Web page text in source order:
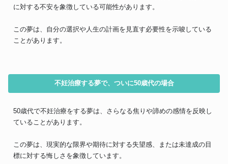
に対する不安を象徴している可能性があります。
この夢は、自分の選択や人生の計画を見直す必要性を示唆している
ことがあります。
不妊治療する夢で、ついに50歳代の場合
50歳代で不妊治療をする夢は、さらなる焦りや諦めの感情を反映し
ていることがあります。
この夢は、現実的な限界や期待に対する失望感、または未達成の目
標に対する悔しさを象徴しています。